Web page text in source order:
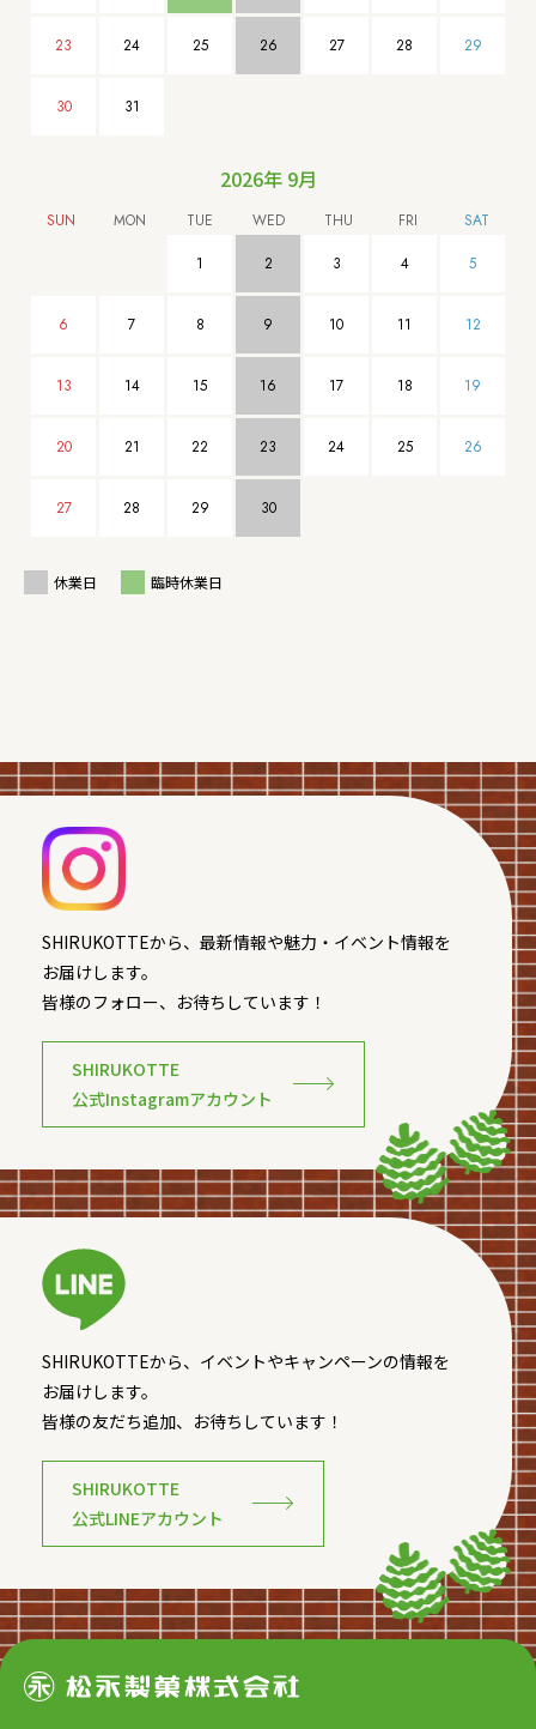
23 24 25 26 27 28 29
30 31
2026年 9月
1 2 3 4 5
6 7 8 9 10 11 12
13 14 15 16 17 18 19
20 21 22 23 24 25 26
27 28 29 30
休業日 臨時休業日
SHIRUKOTTEから、最新情報や魅力・イベント情報を
お届けします。
皆様のフォロー、お待ちしています！
SHIRUKOTTE
公式Instagramアカウント
SHIRUKOTTEから、イベントやキャンペーンの情報を
お届けします。
皆様の友だち追加、お待ちしています！
SHIRUKOTTE
公式LINEアカウント